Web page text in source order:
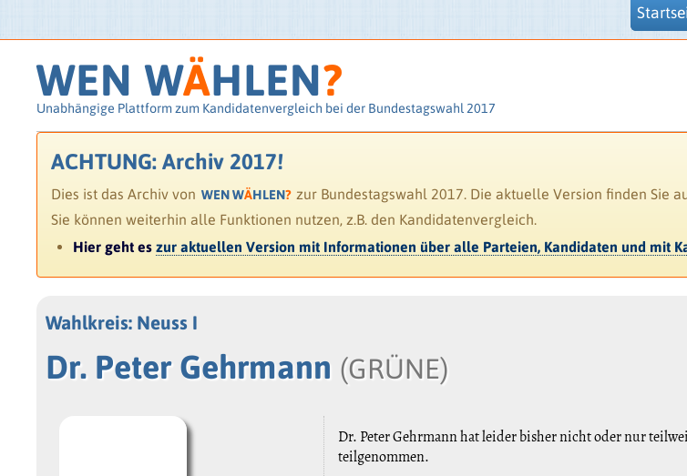
WEN WÄHLEN?
Unabhängige Plattform zum Kandidatenvergleich bei der Bundestagswahl 2017
ACHTUNG: Archiv 2017!
Dies ist das Archiv von WEN WÄHLEN? zur Bundestagswahl 2017. Die aktuelle Version finden Sie
Sie können weiterhin alle Funktionen nutzen, z.B. den Kandidatenvergleich.
Hier geht eszur aktuellen Version mit Informationen über alle Parteien, Kandidaten und mit
Wahlkreis: Neuss I
Dr. Peter Gehrmann (GRÜNE)
Dr. Peter Gehrmann hat leider bisher nicht oder nur
teilgenommen.